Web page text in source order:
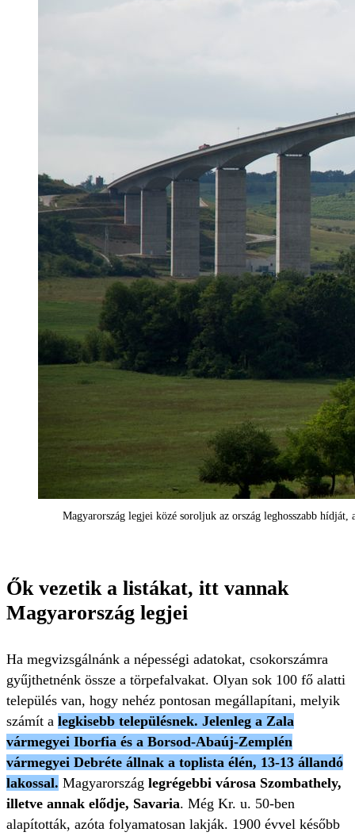
Magyarország legjei közé soroljuk az ország leghosszabb
Ők vezetik a listákat, itt vannak
Magyarország legjei
Ha megvizsgálnánk a népességi adatokat, csokorszámra
gyűjthetnénk össze a törpefalvakat. Olyan sok 100 fő alatti
település van, hogy nehéz pontosan megállapítani, melyik
számít a legkisebb településnek. Jelenleg a Zala
vármegyei Iborfia és a Borsod-Abaúj-Zemplén
vármegyei Debréte állnak a toplista élén, 13-13 állandó
lakossal. Magyarország legrégebbi városa Szombathely,
illetve annak elődje, Savaria. Még Kr. u. 50-ben
alapították, azóta folyamatosan lakják. 1900 évvel később